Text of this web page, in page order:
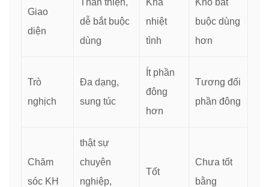
Giao
diện
Thân thiện,
dễ bắt buộc
dùng
Khá
nhiệt
tình
Khó bắt
buộc dùng
hơn
Trò
nghịch
Đa dạng,
sung túc
Ít phần
đông
hơn
Tương đối
phần đông
Chăm
sóc KH
thật sự
chuyên
nghiệp,
Tốt
Chưa tốt
bằng